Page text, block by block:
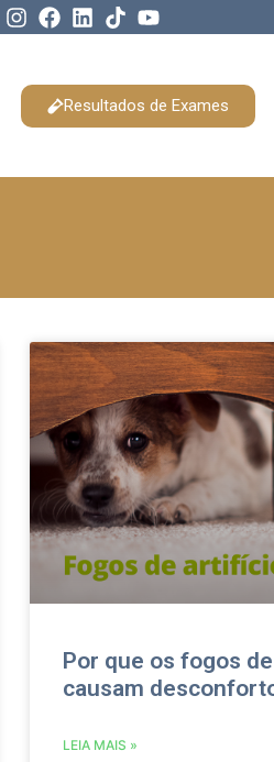
Resultados de Exames
Por que os fogos
causam
LEIA MAIS »